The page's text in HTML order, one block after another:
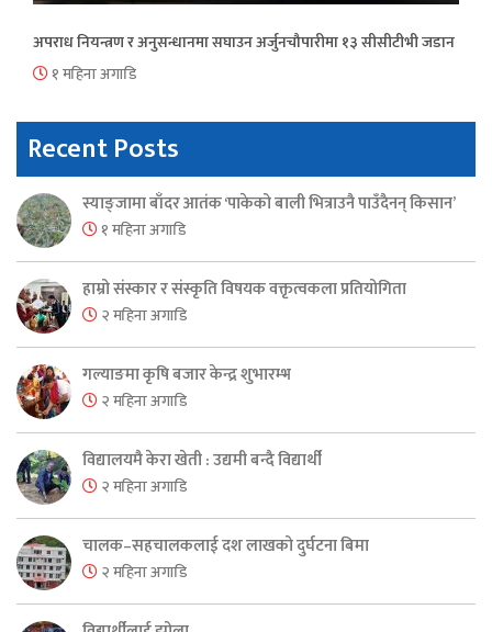
अपराध नियन्त्रण र अनुसन्धानमा सघाउन अर्जुनचौपारीमा १३ सीसीटीभी जडान
१ महिना अगाडि
Recent Posts
स्याङ्जामा बाँदर आतंक ‘पाकेको बाली भित्राउनै पाउँदैनन् किसान’
१ महिना अगाडि
हाम्रो संस्कार र संस्कृति विषयक वक्तृत्वकला प्रतियोगिता
२ महिना अगाडि
गल्याङमा कृषि बजार केन्द्र शुभारम्भ
२ महिना अगाडि
विद्यालयमै केरा खेती : उद्यमी बन्दै विद्यार्थी
२ महिना अगाडि
चालक–सहचालकलाई दश लाखको दुर्घटना बिमा
२ महिना अगाडि